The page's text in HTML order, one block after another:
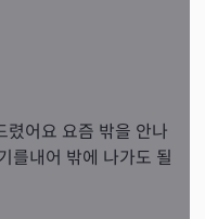
렸어요 요즘 밖을 안나
를내어 밖에 나가도 될